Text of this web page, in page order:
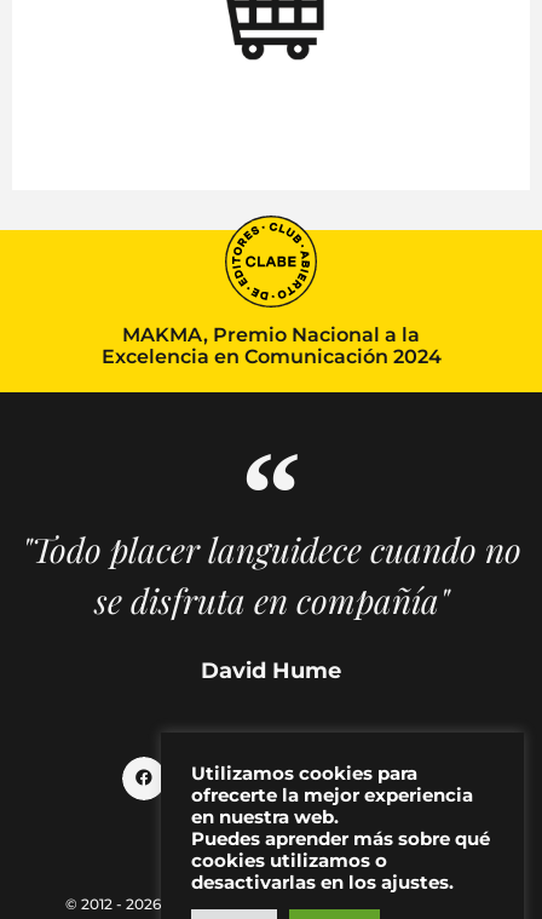
MAKMA, Premio Nacional a la
Excelencia en Comunicación 2024
"Todo placer languidece cuando no
se disfruta en compañía"
David Hume
© 2012 - 2026 MAKMA | Revista de artes visuales y cultura
Utilizamos cookies para
ofrecerte la mejor experiencia
en nuestra web.
Puedes aprender más sobre qué
cookies utilizamos o
desactivarlas en los ajustes.